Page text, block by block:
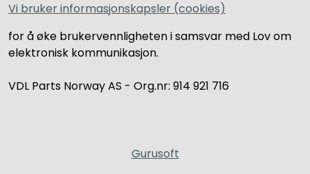
Vi bruker informasjonskapsler (cookies)
for å øke brukervennligheten i samsvar med Lov om
elektronisk kommunikasjon.
VDL Parts Norway AS - Org.nr: 914 921 716
Gurusoft